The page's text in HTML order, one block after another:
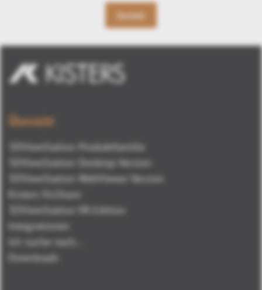
Zurück
Übersicht
3DViewStation Produktfamilie
3DViewStation Desktop Version
3DViewStation WebViewer Version
Kisters VisShare
3DViewStation VR-Edition
Integrationen
Ich suche nach...
Downloads